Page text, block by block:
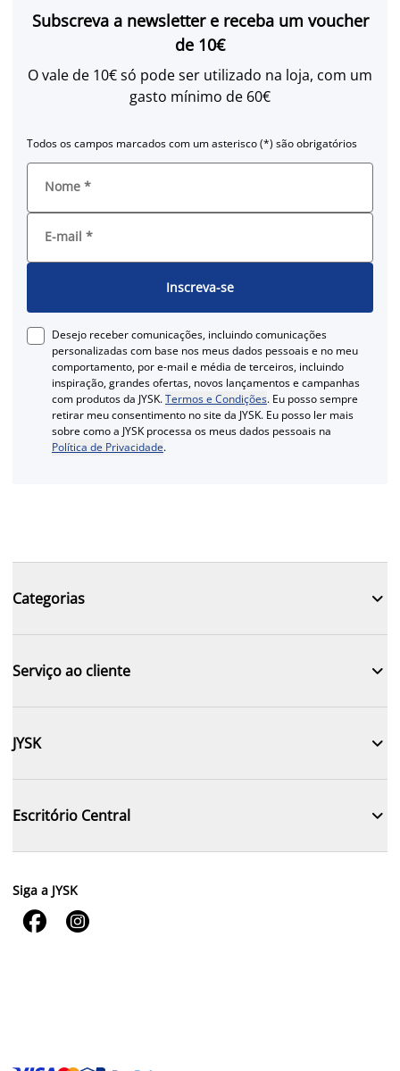
Subscreva a newsletter e receba um voucher
de 10€
O vale de 10€ só pode ser utilizado na loja, com um
gasto mínimo de 60€
Todos os campos marcados com um asterisco (*) são obrigatórios
Nome *
E-mail *
Inscreva-se
Desejo receber comunicações, incluindo comunicações
personalizadas com base nos meus dados pessoais e no meu
comportamento, por e-mail e média de terceiros, incluindo
inspiração, grandes ofertas, novos lançamentos e campanhas
com produtos da JYSK.Termos e Condições. Eu posso sempre
retirar meu consentimento no site da JYSK. Eu posso ler mais
sobre como a JYSK processa os meus dados pessoais na
Política de Privacidade.
Categorias 
Serviço ao cliente 
JYSK 
Escritório Central 
Siga a JYSK
 